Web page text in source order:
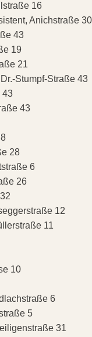
16
Anichstraße 30
43
19
21
Stumpf-Straße 43
43
43
28
6
26
12
11
10
6
5
31